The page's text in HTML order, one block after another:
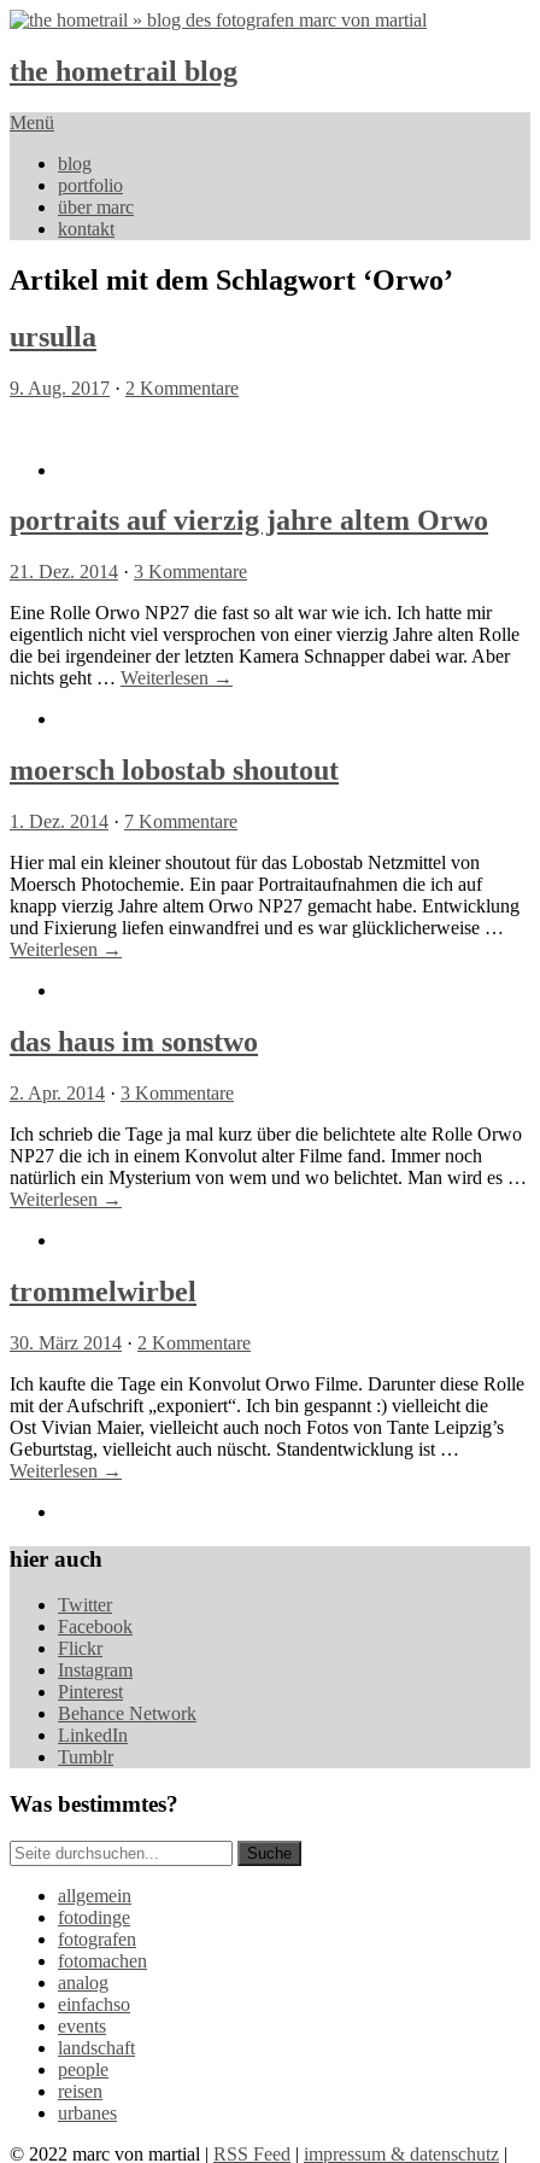
the hometrail blog
Menü
blog
portfolio
über marc
kontakt
Artikel mit dem Schlagwort ‘Orwo’
ursulla
9. Aug. 2017 · 2 Kommentare
portraits auf vierzig jahre altem Orwo
21. Dez. 2014 · 3 Kommentare
Eine Rolle Orwo NP27 die fast so alt war wie ich. Ich hatte mir
eigentlich nicht viel versprochen von einer vierzig Jahre alten Rolle
die bei irgendeiner der letzten Kamera Schnapper dabei war. Aber
nichts geht … Weiterlesen →
moersch lobostab shoutout
1. Dez. 2014 · 7 Kommentare
Hier mal ein kleiner shoutout für das Lobostab Netzmittel von
Moersch Photochemie. Ein paar Portraitaufnahmen die ich auf
knapp vierzig Jahre altem Orwo NP27 gemacht habe. Entwicklung
und Fixierung liefen einwandfrei und es war glücklicherweise …
Weiterlesen →
das haus im sonstwo
2. Apr. 2014 · 3 Kommentare
Ich schrieb die Tage ja mal kurz über die belichtete alte Rolle Orwo
NP27 die ich in einem Konvolut alter Filme fand. Immer noch
natürlich ein Mysterium von wem und wo belichtet. Man wird es …
Weiterlesen →
trommelwirbel
30. März 2014 · 2 Kommentare
Ich kaufte die Tage ein Konvolut Orwo Filme. Darunter diese Rolle
mit der Aufschrift „exponiert“. Ich bin gespannt :) vielleicht die
Ost Vivian Maier, vielleicht auch noch Fotos von Tante Leipzig’s
Geburtstag, vielleicht auch nüscht. Standentwicklung ist …
Weiterlesen →
hier auch
Twitter
Facebook
Flickr
Instagram
Pinterest
Behance Network
LinkedIn
Tumblr
Was bestimmtes?
allgemein
fotodinge
fotografen
fotomachen
analog
einfachso
events
landschaft
people
reisen
urbanes
© 2022 marc von martial | RSS Feed | impressum & datenschutz |